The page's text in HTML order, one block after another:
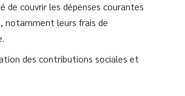
de couvrir les dépenses courantes
notamment leurs frais de
des contributions sociales et